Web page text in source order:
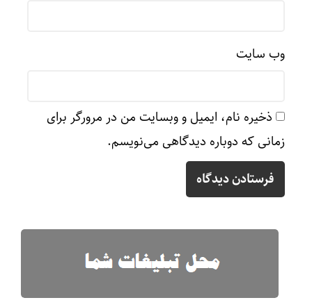
وب‌ سایت
ذخیره نام، ایمیل و وبسایت من در مرورگر برای
زمانی که دوباره دیدگاهی می‌نویسم.